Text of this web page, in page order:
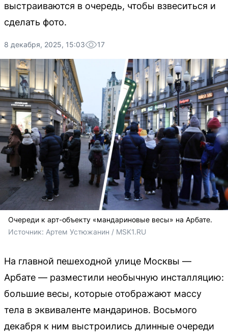
выстраиваются в очередь, чтобы взвеситься и
сделать фото.
8 декабря, 2025, 15:03 17
Очереди к арт-объекту «мандариновые весы» на Арбате.
Источник: Артем Устюжанин / MSK1.RU
На главной пешеходной улице Москвы —
Арбате — разместили необычную инсталляцию:
большие весы, которые отображают массу
тела в эквиваленте мандаринов. Восьмого
декабря к ним выстроились длинные очереди